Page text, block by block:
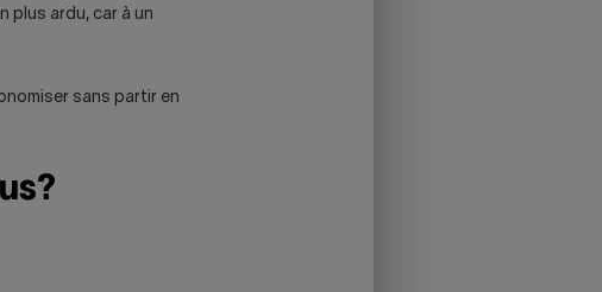
plus ardu, car à un
sans partir en